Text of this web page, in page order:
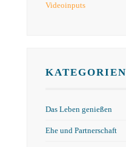
Videoinputs
KATEGORIEN
Das Leben genießen
Ehe und Partnerschaft